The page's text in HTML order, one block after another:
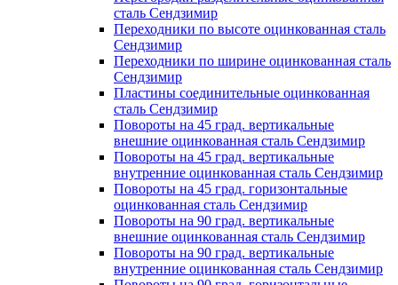
сталь Сендзимир
Переходники по высоте оцинкованная сталь
Сендзимир
Переходники по ширине оцинкованная сталь
Сендзимир
Пластины соединительные оцинкованная
сталь Сендзимир
Повороты на 45 град. вертикальные
внешние оцинкованная сталь Сендзимир
Повороты на 45 град. вертикальные
внутренние оцинкованная сталь Сендзимир
Повороты на 45 град. горизонтальные
оцинкованная сталь Сендзимир
Повороты на 90 град. вертикальные
внешние оцинкованная сталь Сендзимир
Повороты на 90 град. вертикальные
внутренние оцинкованная сталь Сендзимир